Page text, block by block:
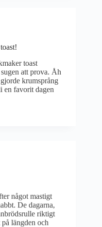
toast
att prova. Åh
krumsprång
en favorit dagen
något mastigt
De dagarna,
riktigt
längden och